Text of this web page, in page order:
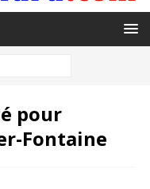
pour
Fontaine